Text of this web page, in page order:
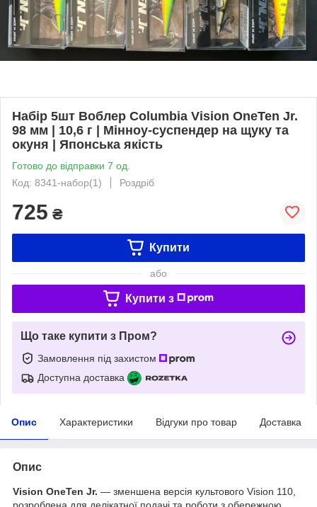
Набір 5шт Воблер Columbia Vision OneTen Jr.
98 мм | 10,6 г | Мінноу-суспендер на щуку та
окуня | Японська якість
Готово до відправки 7 од.
Код: 8341-набор(1)
Роздріб
725 ₴
Купити
або
Купити з
Що таке купити з Пром?
Замовлення під захистом
Доступна доставка
Опис Характеристики Відгуки про товар Доставка
Опис
Vision OneTen Jr. — зменшена версія культового Vision 110,
розроблена для делікатної подачі та роботи з обережною